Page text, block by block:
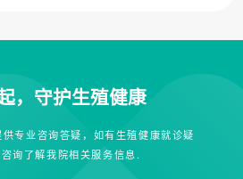
，守护生殖健康
专业咨询答疑，如有生殖健康就诊疑
询了解我院相关服务信息.